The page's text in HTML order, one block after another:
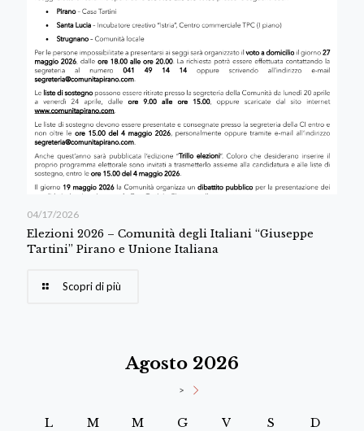
04/17/2026
Elezioni 2026 – Comunità degli Italiani “Giuseppe
Tartini” Pirano e Unione Italiana
Scopri di più
Agosto 2026
>
L M M G V S D